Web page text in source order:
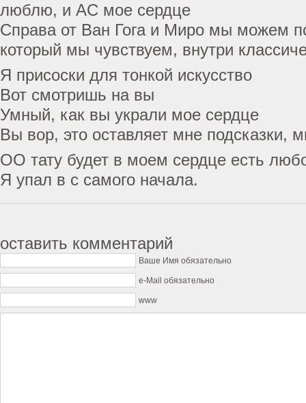
люблю, и AC мое сердце
Справа от Ван Гога и Миро мы можем
который мы чувствуем, внутри
Я присоски для тонкой искусство
Вот смотришь на вы
Умный, как вы украли мое сердце
Вы вор, это оставляет мне подсказки,
ОО тату будет в моем сердце есть
Я упал в с самого начала.
оставить комментарий
Ваше Имя обязательно
e-Mail обязательно
www